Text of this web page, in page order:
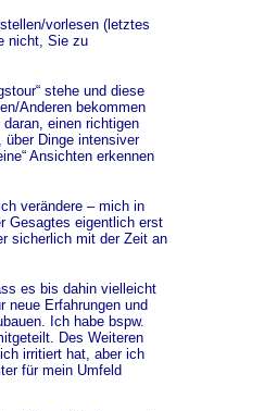
vorlesen (letztes
nicht, Sie zu
stehe und diese
Anderen bekommen
einen richtigen
Dinge intensiver
Ansichten erkennen
verändere – mich in
Gesagtes eigentlich erst
sicherlich mit der Zeit an
es bis dahin vielleicht
neue Erfahrungen und
Ich habe bspw.
Des Weiteren
irritiert hat, aber ich
für mein Umfeld